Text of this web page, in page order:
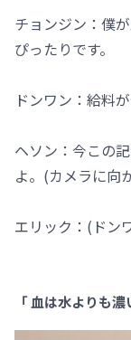
チョンジン：僕
ぴったりです。
ドンワン：給料
ヘソン：今この
よ。(カメラに向
エリック：(ドン
「 血は水よりも